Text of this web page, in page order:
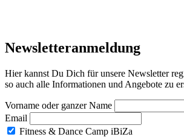
Newsletteranmeldung
Hier kannst Du Dich für unsere Newsletter
so auch alle Informationen und Angebote zu
Vorname oder ganzer Name
Email
Fitness & Dance Camp iBiZa